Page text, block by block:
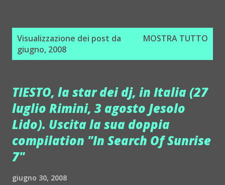
Visualizzazione dei post da
giugno, 2008
MOSTRA TUTTO
TIESTO, la star dei dj, in Italia (27
luglio Rimini, 3 agosto Jesolo
Lido). Uscita la sua doppia
compilation "In Search Of Sunrise
7"
giugno 30, 2008